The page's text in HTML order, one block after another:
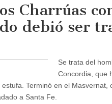
Charrúas
debió ser
Se trata del
Concordia, que
Terminó en el
a Santa Fe.